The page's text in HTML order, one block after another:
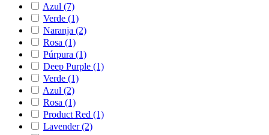
Azul (7)
Verde (1)
Naranja (2)
Rosa (1)
Púrpura (1)
Deep Purple (1)
Verde (1)
Azul (2)
Rosa (1)
Product Red (1)
Lavender(2)